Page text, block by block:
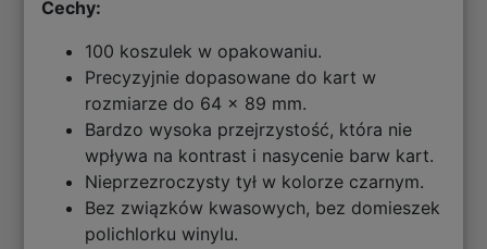
Cechy:
100 koszulek w opakowaniu.
Precyzyjnie dopasowane do kart w
rozmiarze do 64 x 89 mm.
Bardzo wysoka przejrzystość, która nie
wpływa na kontrast i nasycenie barw kart.
Nieprzezroczysty tył w kolorze czarnym.
Bez związków kwasowych, bez domieszek
polichlorku winylu.